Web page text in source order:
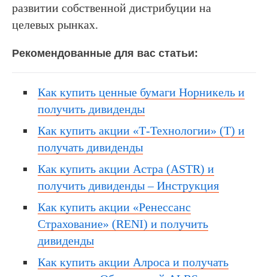
развитии собственной дистрибуции на
целевых рынках.
Рекомендованные для вас статьи:
Как купить ценные бумаги Норникель и
получить дивиденды
Как купить акции «Т-Технологии» (T) и
получать дивиденды
Как купить акции Астра (ASTR) и
получить дивиденды – Инструкция
Как купить акции «Ренессанс
Страхование» (RENI) и получить
дивиденды
Как купить акции Алроса и получать